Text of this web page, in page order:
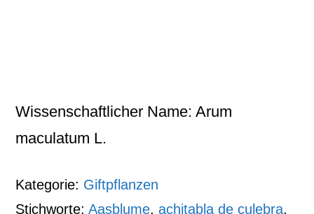
Wissenschaftlicher Name: Arum
maculatum L.
Kategorie: Giftpflanzen
Stichworte:Aasblume,achitabla de culebra,